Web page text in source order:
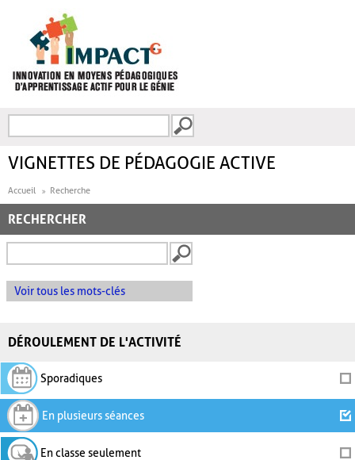
FORMULAIRE DE
VIGNETTES DE PÉDAGOGIE ACTIVE
Accueil Recherche
RECHERCHER
Voir tous les mots-clés
DÉROULEMENT DE L'ACTIVITÉ
Sporadiques
En plusieurs séances
En classe seulement